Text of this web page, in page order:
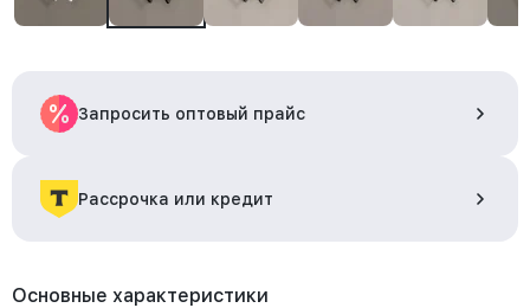
Запросить оптовый прайс
Рассрочка или кредит
Основные характеристики